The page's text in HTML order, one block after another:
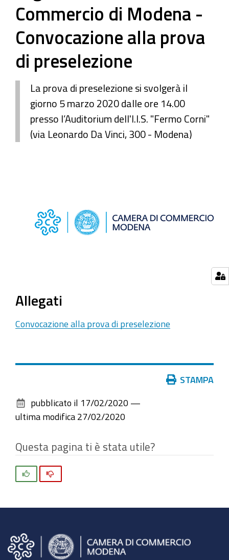
Commercio di Modena -
Convocazione alla prova
di preselezione
La prova di preselezione si svolgerà il
giorno 5 marzo 2020 dalle ore 14.00
presso l’Auditorium dell'I.I.S. "Fermo Corni"
(via Leonardo Da Vinci, 300 - Modena)
Allegati
Convocazione alla prova di preselezione
documento
STAMPA
pubblicato il 17/02/2020 —
ultima modifica 27/02/2020
Questa pagina ti è stata utile?